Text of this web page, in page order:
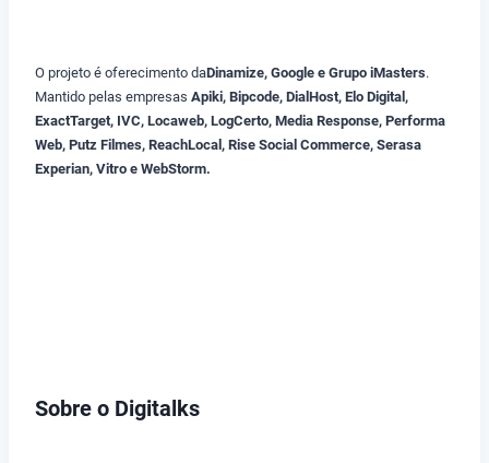
O projeto é oferecimento daDinamize, Google e Grupo iMasters.
Mantido pelas empresas Apiki, Bipcode, DialHost, Elo Digital,
ExactTarget, IVC, Locaweb, LogCerto, Media Response, Performa
Web, Putz Filmes, ReachLocal, Rise Social Commerce, Serasa
Experian, Vitro e WebStorm.
Sobre o Digitalks